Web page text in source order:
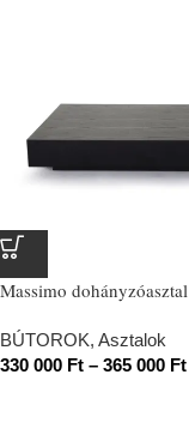
Massimo dohányzóasztal
BÚTOROK, Asztalok
330 000 Ft – 365 000 Ft